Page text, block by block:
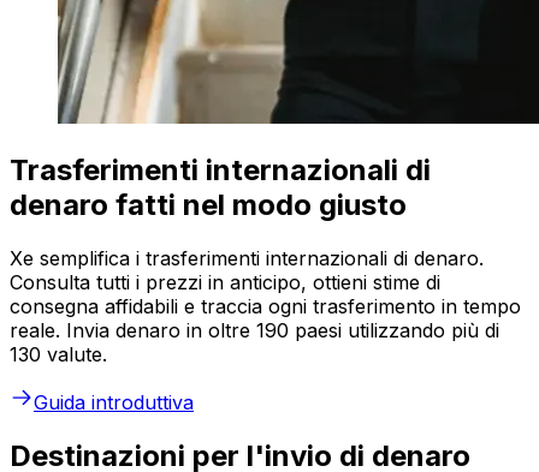
Trasferimenti internazionali di
denaro fatti nel modo giusto
Xe semplifica i trasferimenti internazionali di denaro.
Consulta tutti i prezzi in anticipo, ottieni stime di
consegna affidabili e traccia ogni trasferimento in tempo
reale. Invia denaro in oltre 190 paesi utilizzando più di
130 valute.
Guida introduttiva
Destinazioni per l'invio di denaro